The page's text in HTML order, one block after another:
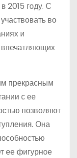
2015 году. С
во
и
впечатляющих
прекрасным
с ее
позволяют
Она
ее фигурное